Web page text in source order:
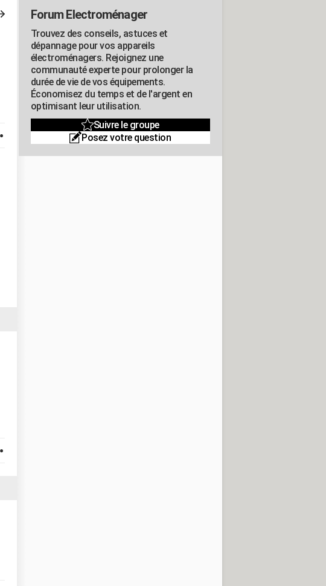
Forum Electroménager
Trouvez des conseils, astuces et
dépannage pour vos appareils
électroménagers. Rejoignez une
communauté experte pour prolonger la
durée de vie de vos équipements.
Économisez du temps et de l'argent en
optimisant leur utilisation.
Suivre le groupe
Posez votre question